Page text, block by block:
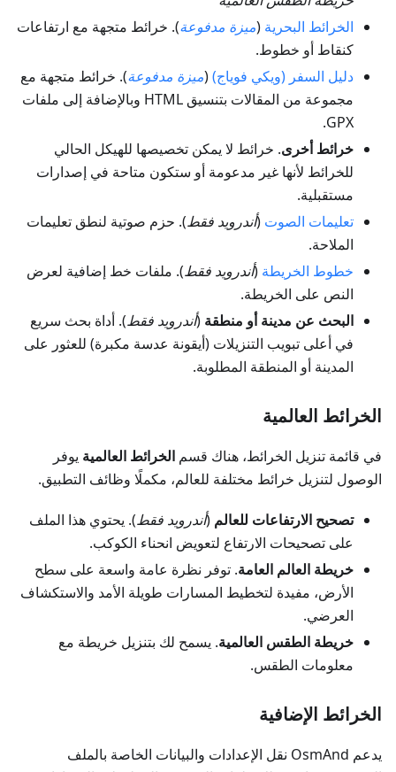
الخرائط البحرية (ميزة مدفوعة). خرائط متجهة مع ارتفاعات
كنقاط أو خطوط.
دليل السفر (ويكي فوياج)(ميزة مدفوعة). خرائط متجهة مع
مجموعة من المقالات بتنسيق HTML وبالإضافة إلى ملفات
GPX.
خرائط أخرى. خرائط لا يمكن تخصيصها للهيكل الحالي
للخرائط لأنها غير مدعومة أو ستكون متاحة في إصدارات
مستقبلية.
تعليمات الصوت (أندرويد فقط). حزم صوتية لنطق تعليمات
الملاحة.
خطوط الخريطة (أندرويد فقط). ملفات خط إضافية لعرض
النص على الخريطة.
البحث عن مدينة أو منطقة (أندرويد فقط). أداة بحث سريع
في أعلى تبويب التنزيلات (أيقونة عدسة مكبرة) للعثور على
المدينة أو المنطقة المطلوبة.
الخرائط العالمية
في قائمة تنزيل الخرائط، هناك قسم الخرائط العالمية يوفر
الوصول لتنزيل خرائط مختلفة للعالم، مكملًا وظائف التطبيق.
تصحيح الارتفاعات للعالم (أندرويد فقط). يحتوي هذا الملف
على تصحيحات الارتفاع لتعويض انحناء الكوكب.
خريطة العالم العامة. توفر نظرة عامة واسعة على سطح
الأرض، مفيدة لتخطيط المسارات طويلة الأمد والاستكشاف
العرضي.
خريطة الطقس العالمية. يسمح لك بتنزيل خريطة مع
معلومات الطقس.
الخرائط الإضافية
يدعم OsmAnd نقل الإعدادات والبيانات الخاصة بالملف